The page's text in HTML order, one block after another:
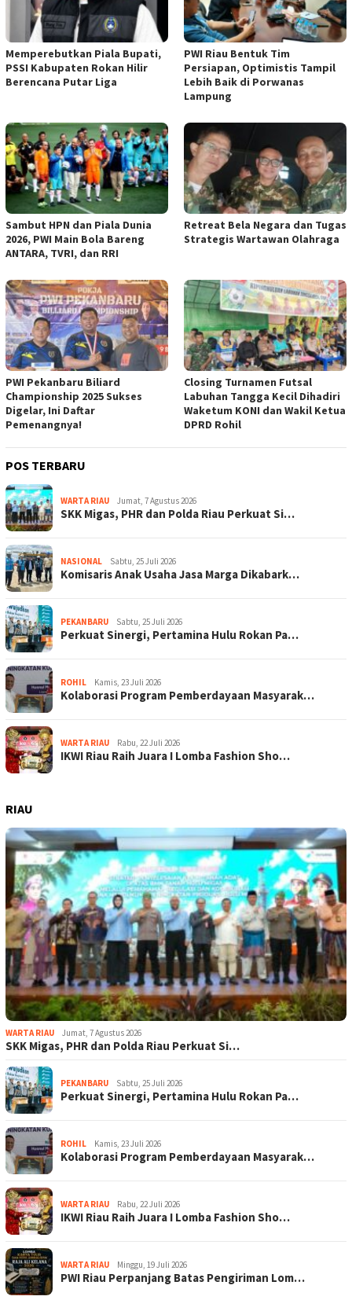
Memperebutkan Piala Bupati,
PSSI Kabupaten Rokan Hilir
Berencana Putar Liga
PWI Riau Bentuk Tim
Persiapan, Optimistis Tampil
Lebih Baik di Porwanas
Lampung
Sambut HPN dan Piala Dunia
2026, PWI Main Bola Bareng
ANTARA, TVRI, dan RRI
Retreat Bela Negara dan Tugas
Strategis Wartawan Olahraga
PWI Pekanbaru Biliard
Championship 2025 Sukses
Digelar, Ini Daftar
Pemenangnya!
Closing Turnamen Futsal
Labuhan Tangga Kecil Dihadiri
Waketum KONI dan Wakil Ketua
DPRD Rohil
POS TERBARU
WARTA RIAU Jumat, 7 Agustus 2026
SKK Migas, PHR dan Polda Riau Perkuat Si…
NASIONAL Sabtu, 25 Juli 2026
Komisaris Anak Usaha Jasa Marga Dikabark…
PEKANBARU Sabtu, 25 Juli 2026
Perkuat Sinergi, Pertamina Hulu Rokan Pa…
ROHIL Kamis, 23 Juli 2026
Kolaborasi Program Pemberdayaan Masyarak…
WARTA RIAU Rabu, 22 Juli 2026
IKWI Riau Raih Juara I Lomba Fashion Sho…
RIAU
WARTA RIAU Jumat, 7 Agustus 2026
SKK Migas, PHR dan Polda Riau Perkuat Si…
PEKANBARU Sabtu, 25 Juli 2026
Perkuat Sinergi, Pertamina Hulu Rokan Pa…
ROHIL Kamis, 23 Juli 2026
Kolaborasi Program Pemberdayaan Masyarak…
WARTA RIAU Rabu, 22 Juli 2026
IKWI Riau Raih Juara I Lomba Fashion Sho…
WARTA RIAU Minggu, 19 Juli 2026
PWI Riau Perpanjang Batas Pengiriman Lom…